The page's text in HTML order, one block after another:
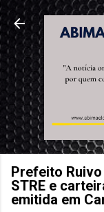
Pular
Prefeito
STRE e
emitida em